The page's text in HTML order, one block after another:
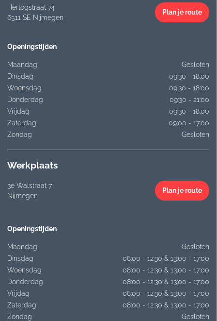
Hertogstraat 74
6511 SE Nijmegen
Plan je route
Openingstijden
Maandag
Gesloten
Dinsdag
09:30 - 18:00
Woensdag
09:30 - 18:00
Donderdag
09:30 - 21:00
Vrijdag
09:30 - 18:00
Zaterdag
09:00 - 17:00
Zondag
Gesloten
Werkplaats
3e Walstraat 7
Nijmegen
Plan je route
Openingstijden
Maandag
Gesloten
Dinsdag
08:00 - 12:30 & 13:00 - 17:00
Woensdag
08:00 - 12:30 & 13:00 - 17:00
Donderdag
08:00 - 12:30 & 13:00 - 17:00
Vrijdag
08:00 - 12:30 & 13:00 - 17:00
Zaterdag
08:00 - 12:30 & 13:00 - 17:00
Zondag
Gesloten